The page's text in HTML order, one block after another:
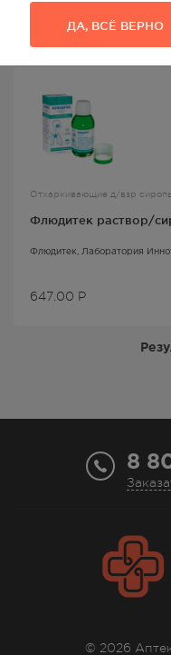
ДА, ВСЁ ВЕРНО
615.00Р
Отхаркивающие д/взр сиропы
Флюдитек раствор/
Флюдитек , Лаборатория
647.00 Р
8
© 2026